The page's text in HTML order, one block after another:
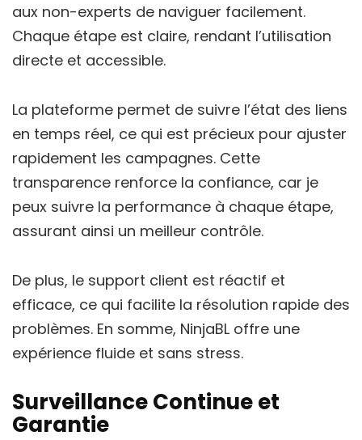
aux non-experts de naviguer facilement.
Chaque étape est claire, rendant l’utilisation
directe et accessible.
La plateforme permet de suivre l’état des liens
en temps réel, ce qui est précieux pour ajuster
rapidement les campagnes. Cette
transparence renforce la confiance, car je
peux suivre la performance à chaque étape,
assurant ainsi un meilleur contrôle.
De plus, le support client est réactif et
efficace, ce qui facilite la résolution rapide des
problèmes. En somme, NinjaBL offre une
expérience fluide et sans stress.
Surveillance Continue et
Garantie